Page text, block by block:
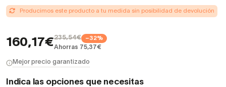
Producimos este producto a tu medida sin posibilidad de devolución
160,17€235,54€ −32%
Ahorras 75,37€
Mejor precio garantizado
Indica las opciones que necesitas